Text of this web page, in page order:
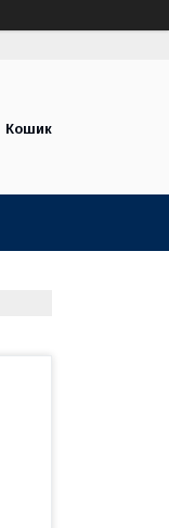
Кошик